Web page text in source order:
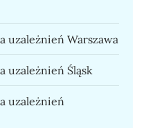
uzależnień Warszawa
uzależnień Śląsk
uzależnień